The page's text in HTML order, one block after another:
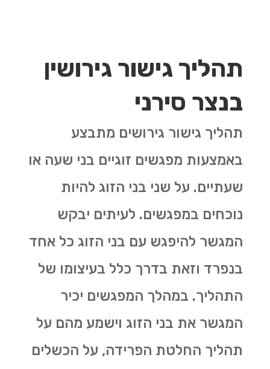
תהליך גישור גירושין
בנצר סירני
תהליך גישור גירושים מתבצע
באמצעות מפגשים זוגיים בני שעה או
שעתיים. על שני בני הזוג להיות
נוכחים במפגשים. לעיתים יבקש
המגשר להיפגש עם בני הזוג כל אחד
בנפרד וזאת בדרך כלל בעיצומו של
התהליך. במהלך המפגשים יכיר
המגשר את בני הזוג וישמע מהם על
תהליך החלטת הפרידה, על הכשלים